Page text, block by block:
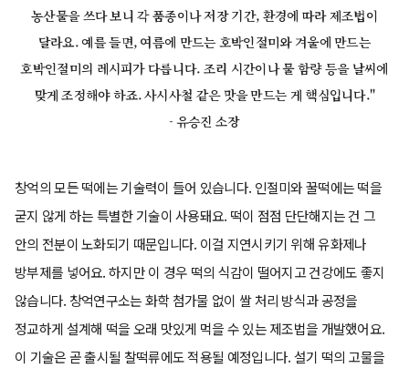
농산물을 쓰다 보니 각 품종이나 저장 기간, 환경에 따라 제조법이
달라요. 예를 들면, 여름에 만드는 호박인절미와 겨울에 만드는
호박인절미의 레시피가 다릅니다. 조리 시간이나 물 함량 등을 날씨에
맞게 조정해야 하죠. 사시사철 같은 맛을 만드는 게 핵심입니다."
- 유승진 소장
창억의 모든 떡에는 기술력이 들어 있습니다. 인절미와 꿀떡에는 떡을
굳지 않게 하는 특별한 기술이 사용돼요. 떡이 점점 단단해지는 건 그
안의 전분이 노화되기 때문입니다. 이걸 지연시키기 위해 유화제나
방부제를 넣어요. 하지만 이 경우 떡의 식감이 떨어지고 건강에도 좋지
않습니다. 창억연구소는 화학 첨가물 없이 쌀 처리 방식과 공정을
정교하게 설계해 떡을 오래 맛있게 먹을 수 있는 제조법을 개발했어요.
이 기술은 곧 출시될 찰떡류에도 적용될 예정입니다. 설기 떡의 고물을